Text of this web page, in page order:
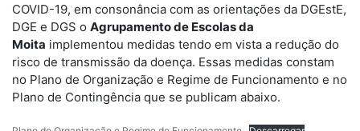
COVID-19, em consonância com as orientações da DGEstE,
DGE e DGS o Agrupamento de Escolas da
Moita implementou medidas tendo em vista a redução do
risco de transmissão da doença. Essas medidas constam
no Plano de Organização e Regime de Funcionamento e no
Plano de Contingência que se publicam abaixo.